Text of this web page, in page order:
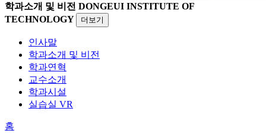
학과소개 및 비전 DONGEUI INSTITUTE OF
TECHNOLOGY
더보기
인사말
학과소개 및 비전
학과연혁
교수소개
학과시설
실습실 VR
홈